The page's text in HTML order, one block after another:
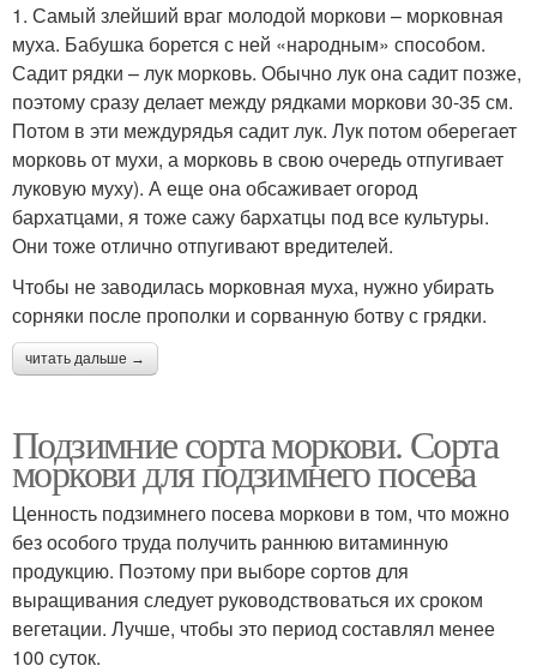
Озимая морковь Сладкая морковь
1. Самый злейший враг молодой моркови – морковная
муха. Бабушка борется с ней «народным» способом.
Садит рядки – лук морковь. Обычно лук она садит позже,
поэтому сразу делает между рядками моркови 30-35 см.
Потом в эти междурядья садит лук. Лук потом оберегает
морковь от мухи, а морковь в свою очередь отпугивает
луковую муху). А еще она обсаживает огород
бархатцами, я тоже сажу бархатцы под все культуры.
Они тоже отлично отпугивают вредителей.
Чтобы не заводилась морковная муха, нужно убирать
сорняки после прополки и сорванную ботву с грядки.
читать дальше →
Подзимние сорта моркови. Сорта
моркови для подзимнего посева
Ценность подзимнего посева моркови в том, что можно
без особого труда получить раннюю витаминную
продукцию. Поэтому при выборе сортов для
выращивания следует руководствоваться их сроком
вегетации. Лучше, чтобы это период составлял менее
100 суток.